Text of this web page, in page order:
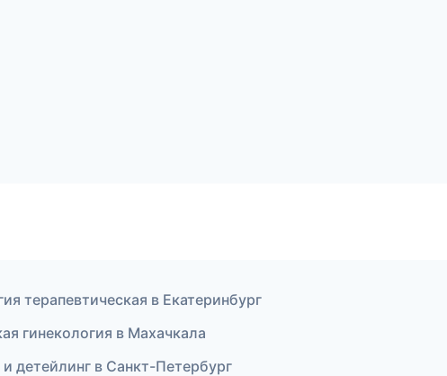
терапевтическая в Екатеринбург
гинекология в Махачкала
детейлинг в Санкт-Петербург